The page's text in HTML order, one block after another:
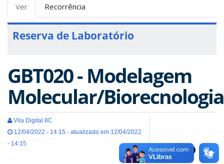
primárias
Ver
ativa)
Recorrência
Reserva de Laboratório
GBT020 - Modelagem
Molecular/Biorecnologia
Vila Digital 8C
12/04/2022 - 14:15 - atualizado em 12/04/2022
- 14:15